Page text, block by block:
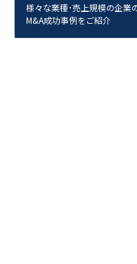
様々な業種･売上規模の企業
M&A成功事例をご紹介